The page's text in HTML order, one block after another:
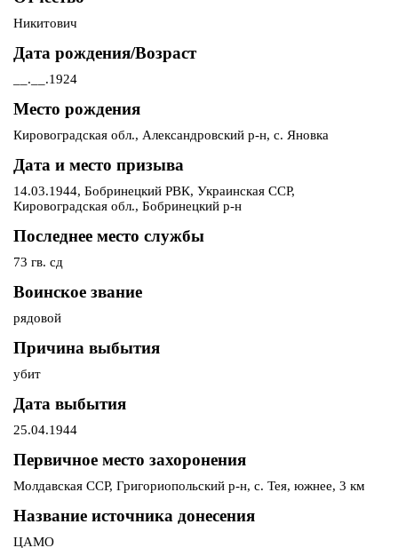
Никитович
Дата рождения/Возраст
__.__.1924
Место рождения
Кировоградская обл., Александровский р-н, с. Яновка
Дата и место призыва
14.03.1944, Бобринецкий РВК, Украинская ССР,
Кировоградская обл., Бобринецкий р-н
Последнее место службы
73 гв. сд
Воинское звание
рядовой
Причина выбытия
убит
Дата выбытия
25.04.1944
Первичное место захоронения
Молдавская ССР, Григориопольский р-н, с. Тея, южнее, 3 км
Название источника донесения
ЦАМО